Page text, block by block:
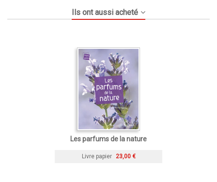
Ils ont aussi acheté
Les parfums de la nature
Livre papier 23,00 €